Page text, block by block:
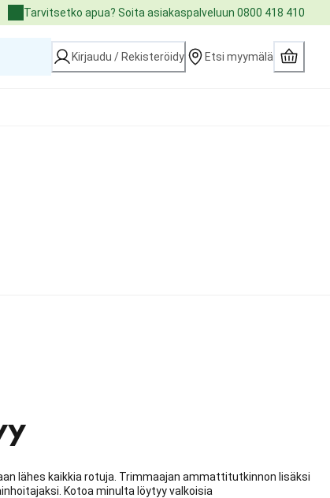
Tarvitsetko apua? Soita asiakaspalveluun 0800 418 410
Kirjaudu / Rekisteröidy Etsi myymälä
lähes kaikkia rotuja. Trimmaajan ammattitutkinnon lisäksi
Kotoa minulta löytyy valkoisia